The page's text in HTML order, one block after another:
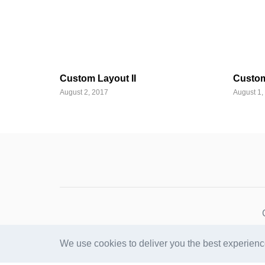
Custom Layout II
August 2, 2017 August 1,
We use cookies to deliver you the best